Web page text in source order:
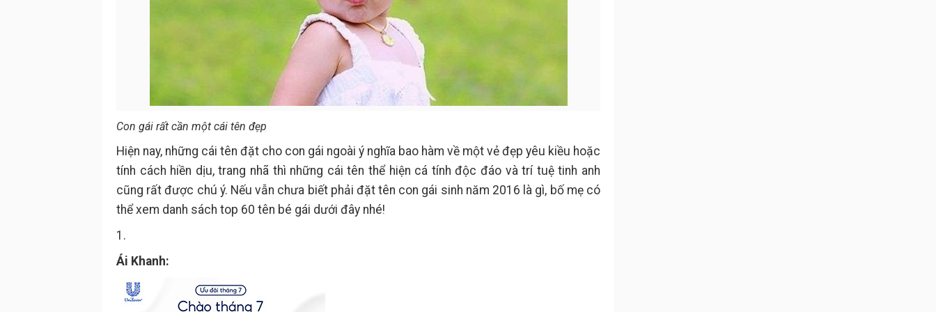
Con gái rất cần một cái tên đẹp
Hiện nay, những cái tên đặt cho con gái ngoài ý nghĩa bao hàm về một vẻ đẹp yêu kiều hoặc
tính cách hiền dịu, trang nhã thì những cái tên thể hiện cá tính độc đáo và trí tuệ tinh anh
cũng rất được chú ý. Nếu vẫn chưa biết phải đặt tên con gái sinh năm 2016 là gì, bố mẹ có
thể xem danh sách top 60 tên bé gái dưới đây nhé!
1.
Ái Khanh: